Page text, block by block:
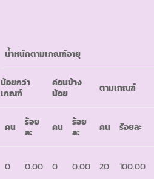
น้ำหนักตามเกณฑ์อายุ
น้อยกว่า
เกณฑ์
ค่อนข้าง
น้อย
ตามเกณฑ์
คน
ร้อย
ละ
คน
ร้อย
ละ
คน ร้อยละ
0 0.00 0 0.00 20 100.00